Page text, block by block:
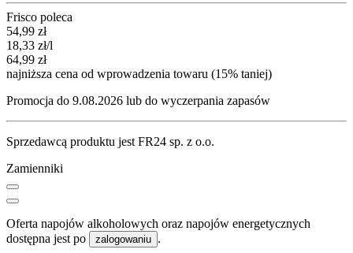
Frisco poleca
Cena promocyjna
54,99 zł
18,33 zł/l
64,99 zł
najniższa cena od wprowadzenia towaru (15% taniej)
Promocja do 9.08.2026 lub do wyczerpania zapasów
Sprzedawcą produktu jest FR24 sp. z o.o.
Zamienniki
Oferta napojów alkoholowych oraz napojów energetycznych
dostępna jest po
zalogowaniu .